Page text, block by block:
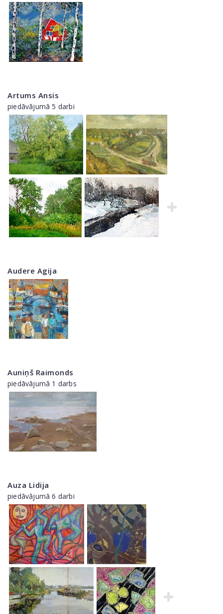
Artums Ansis
piedāvājumā 5 darbi
Audere Agija
Auniņš Raimonds
piedāvājumā 1 darbs
Auza Lidija
piedāvājumā 6 darbi